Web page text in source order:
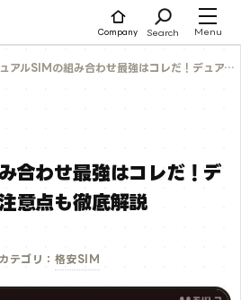
Company Search Menu
アルSIMの組み合わせ最強はコレだ！デュアルSIM運用の注意点も徹底解説
合わせ最強はコレだ！デ
意点も徹底解説
カテゴリ： 格安SIM